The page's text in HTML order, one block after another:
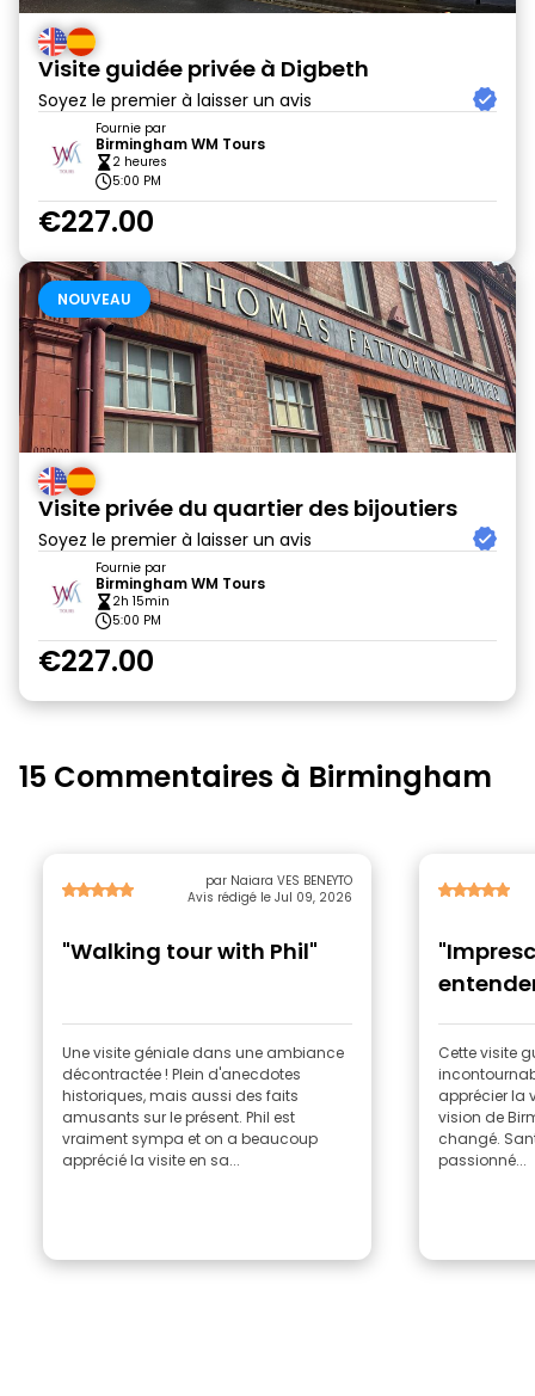
Visite guidée privée à Digbeth
Soyez le premier à laisser un avis
Fournie par
Birmingham WM Tours
2 heures
5:00 PM
€227.00
NOUVEAU
Visite privée du quartier des bijoutiers
Soyez le premier à laisser un avis
Fournie par
Birmingham WM Tours
2h 15min
5:00 PM
€227.00
15 Commentaires à Birmingham
par Naiara VES BENEYTO
Avis rédigé le Jul 09, 2026
"Walking tour with Phil"
Une visite géniale dans une ambiance
décontractée ! Plein d'anecdotes
historiques, mais aussi des faits
amusants sur le présent. Phil est
vraiment sympa et on a beaucoup
apprécié la visite en sa...
Cette visite
apprécier la
vision de
changé.
passionné...